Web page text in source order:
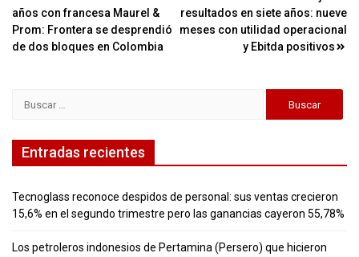
de
entradas
años con francesa Maurel &
Prom: Frontera se desprendió
de dos bloques en Colombia
resultados en siete años: nueve
meses con utilidad operacional
y Ebitda positivos
Entradas recientes
Tecnoglass reconoce despidos de personal: sus ventas crecieron
15,6% en el segundo trimestre pero las ganancias cayeron 55,78%
Los petroleros indonesios de Pertamina (Persero) que hicieron